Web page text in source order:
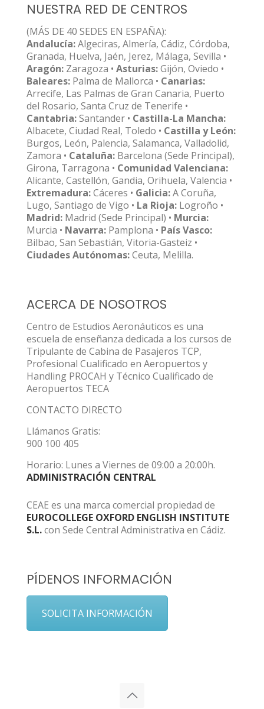
NUESTRA RED DE CENTROS
(MÁS DE 40 SEDES EN ESPAÑA):
Andalucía:Algeciras, Almería, Cádiz, Córdoba,
Granada, Huelva, Jaén, Jerez, Málaga, Sevilla •
Aragón: Zaragoza • Asturias:Gijón, Oviedo •
Baleares: Palma de Mallorca • Canarias:
Arrecife, Las Palmas de Gran Canaria, Puerto
del Rosario, Santa Cruz de Tenerife •
Cantabria:Santander • Castilla-La Mancha:
Albacete, Ciudad Real, Toledo • Castilla y León:
Burgos, León, Palencia, Salamanca, Valladolid,
Zamora • Cataluña: Barcelona (Sede Principal),
Girona, Tarragona • Comunidad Valenciana:
Alicante, Castellón, Gandia, Orihuela, Valencia •
Extremadura:Cáceres • Galicia:A Coruña,
Lugo, Santiago de Vigo • La Rioja: Logroño •
Madrid: Madrid (Sede Principal) • Murcia:
Murcia • Navarra: Pamplona • País Vasco:
Bilbao, San Sebastián, Vitoria-Gasteiz •
Ciudades Autónomas:Ceuta, Melilla.
ACERCA DE NOSOTROS
Centro de Estudios Aeronáuticos es una
escuela de enseñanza dedicada a los cursos de
Tripulante de Cabina de Pasajeros TCP,
Profesional Cualificado en Aeropuertos y
Handling PROCAH y Técnico Cualificado de
Aeropuertos TECA
CONTACTO DIRECTO
Llámanos Gratis:
900 100 405
Horario: Lunes a Viernes de 09:00 a 20:00h.
ADMINISTRACIÓN CENTRAL
CEAE es una marca comercial propiedad de
EUROCOLLEGE OXFORD ENGLISH INSTITUTE
S.L.con Sede Central Administrativa en Cádiz.
PÍDENOS INFORMACIÓN
SOLICITA INFORMACIÓN